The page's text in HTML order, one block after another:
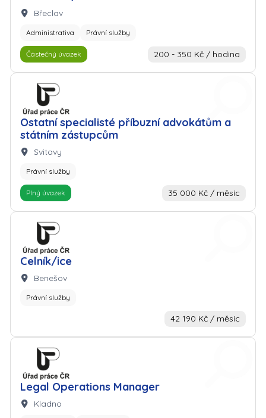
Lokalita:
Břeclav
Administrativa Právní služby
Částečný úvazek 200 - 350 Kč / hodina
Ostatní specialisté příbuzní advokátům a
státním zástupcům
Zaměstnavatel: Úřad práce
Lokalita:
Svitavy
Právní služby
Plný úvazek 35 000 Kč / měsíc
Celník/ice
Zaměstnavatel: Úřad práce
Lokalita:
Benešov
Právní služby
42 190 Kč / měsíc
Legal Operations Manager
Zaměstnavatel: Úřad práce
Lokalita:
Kladno